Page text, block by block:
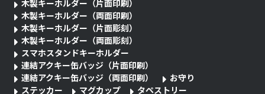
木製キーホルダー（片面印刷）
木製キーホルダー（両面印刷）
木製キーホルダー（片面彫刻）
木製キーホルダー（両面彫刻）
スマホスタンドキーホルダー
連結アクキー缶バッジ（片面印刷）
連結アクキー缶バッジ（両面印刷）
お守り
ステッカー
マグカップ タペストリー